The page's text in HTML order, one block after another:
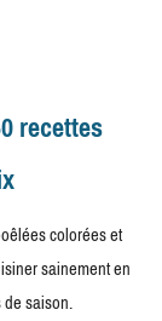
recettes
colorées et
sainement en
saison.